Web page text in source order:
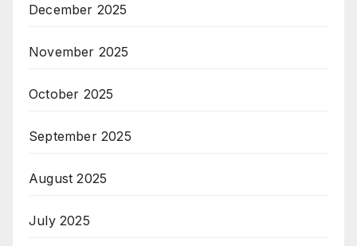
December 2025
November 2025
October 2025
September 2025
August 2025
July 2025